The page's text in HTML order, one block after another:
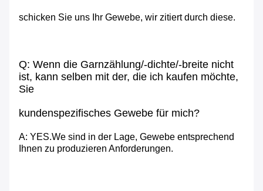
schicken Sie uns Ihr Gewebe, wir zitiert durch diese.
Q: Wenn die Garnzählung/-dichte/-breite nicht
ist, kann selben mit der, die ich kaufen möchte,
Sie
kundenspezifisches Gewebe für mich?
A: YES.We sind in der Lage, Gewebe entsprechend
Ihnen zu produzieren Anforderungen.